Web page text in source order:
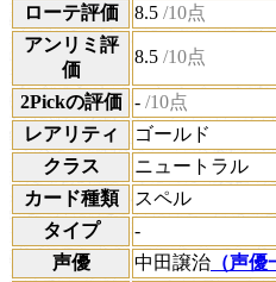
ローテ評価 8.5 /10点
アンリミ評
価
8.5 /10点
2Pickの評価 - /10点
レアリティ
ゴールド
クラス
ニュートラル
カード種類
スペル
タイプ
-
声優
中田譲治 （声優